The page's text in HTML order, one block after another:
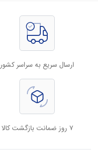
ارسال سریع به سراسر کشور
۷ روز ضمانت بازگشت کالا